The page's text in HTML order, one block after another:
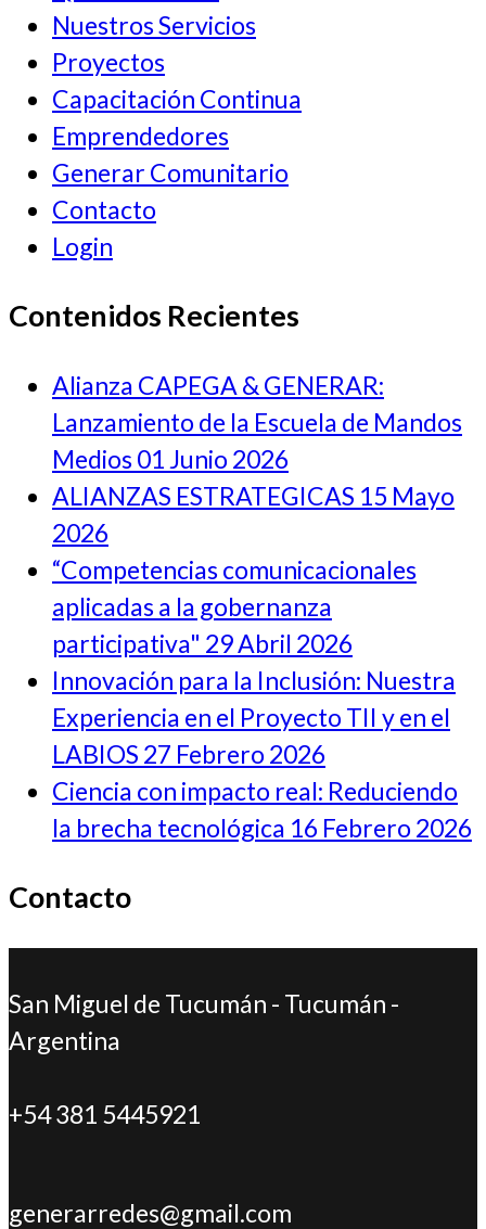
Nuestros Servicios
Proyectos
Capacitación Continua
Emprendedores
Generar Comunitario
Contacto
Login
Contenidos Recientes
Alianza CAPEGA & GENERAR:
Lanzamiento de la Escuela de Mandos
Medios 01 Junio 2026
ALIANZAS ESTRATEGICAS 15 Mayo
2026
“Competencias comunicacionales
aplicadas a la gobernanza
participativa" 29 Abril 2026
Innovación para la Inclusión: Nuestra
Experiencia en el Proyecto TII y en el
LABIOS 27 Febrero 2026
Ciencia con impacto real: Reduciendo
la brecha tecnológica 16 Febrero 2026
Contacto
San Miguel de Tucumán - Tucumán -
Argentina
+54 381 5445921
generarredes@gmail.com